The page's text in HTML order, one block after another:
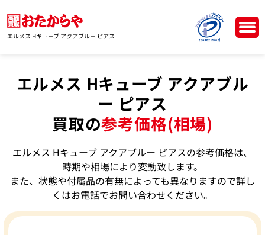
エルメス Hキューブ アクアブルー ピアス
エルメス Hキューブ アクアブル
ー ピアス
買取の参考価格(相場)
エルメス Hキューブ アクアブルー ピアスの参考価格は、
時期や相場により変動致します。
また、状態や付属品の有無によっても異なりますので詳し
くはお電話でお問い合わせください。